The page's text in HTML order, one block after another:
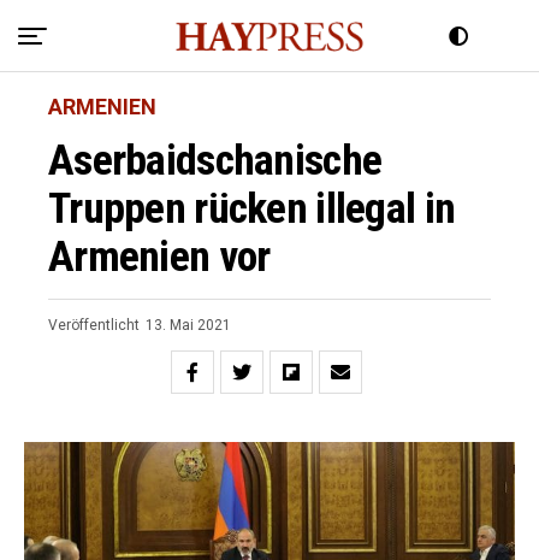
ARMENIEN
Aserbaidschanische
Truppen rücken illegal in
Armenien vor
Veröffentlicht 13. Mai 2021